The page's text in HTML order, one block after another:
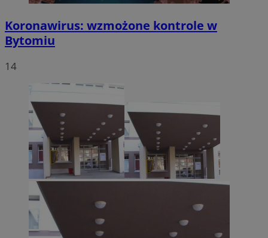
Koronawirus: wzmożone kontrole w
Bytomiu
14